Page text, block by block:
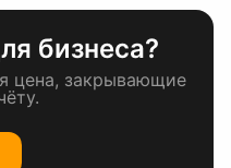
бизнеса?
цена, закрывающие